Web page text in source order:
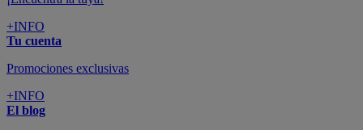
+INFO
Tu cuenta
Promociones exclusivas
+INFO
El blog